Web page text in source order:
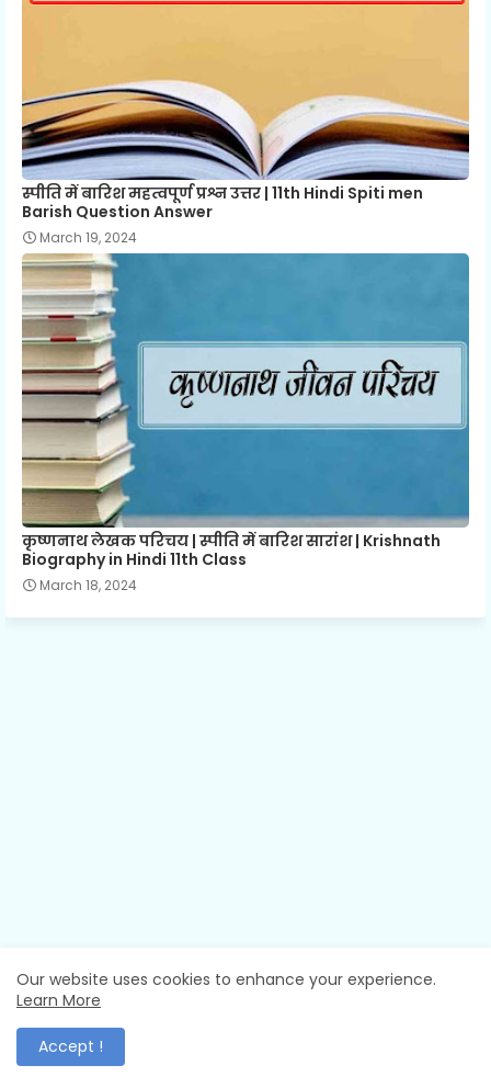
स्पीति में बारिश महत्वपूर्ण प्रश्न उत्तर | 11th Hindi Spiti men
Barish Question Answer
March 19, 2024
कृष्णनाथ लेखक परिचय | स्पीति में बारिश सारांश | Krishnath
Biography in Hindi 11th Class
March 18, 2024
Our website uses cookies to enhance your experience.
Learn More
Accept !